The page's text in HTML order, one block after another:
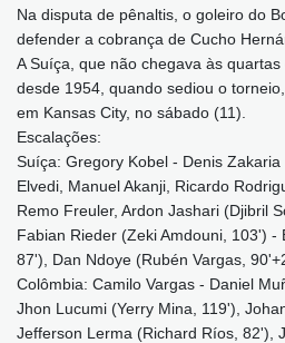
Na disputa de pênaltis, o goleiro do
defender a cobrança de Cucho
A Suíça, que não chegava às
desde 1954, quando sediou o
em Kansas City, no sábado (11).
Escalações:
Suíça: Gregory Kobel - Denis
Elvedi, Manuel Akanji, Ricardo
Remo Freuler, Ardon Jashari (Djibril
Fabian Rieder (Zeki Amdouni, 103') -
87'), Dan Ndoye (Rubén Vargas,
Colômbia: Camilo Vargas - Daniel
Jhon Lucumi (Yerry Mina, 119'),
Jefferson Lerma (Richard Ríos, 82'),